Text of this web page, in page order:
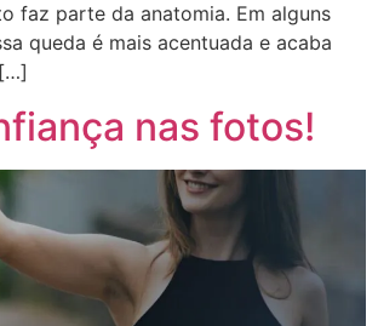
faz parte da anatomia. Em alguns
queda é mais acentuada e acaba
nas fotos!